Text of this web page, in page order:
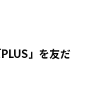
」を友だ